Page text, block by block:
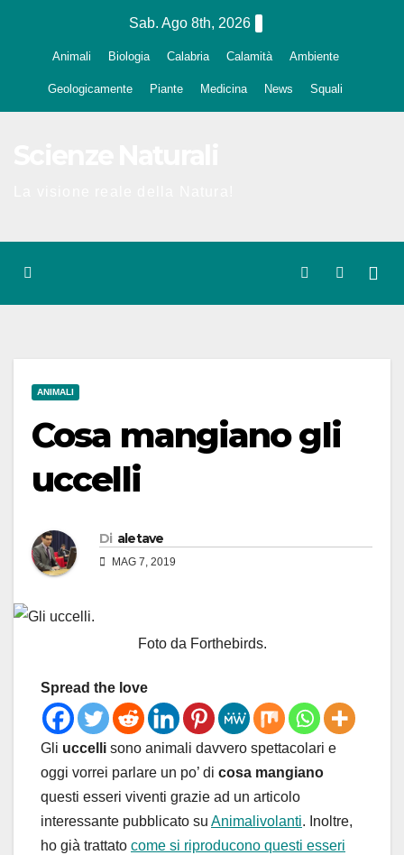
Sab. Ago 8th, 2026
Animali Biologia Calabria Calamità Ambiente
Geologicamente Piante Medicina News Squali
ANIMALI
Cosa mangiano gli
uccelli
Di aletave
MAG 7, 2019
Foto da Forthebirds.
Spread the love
Gli uccelli sono animali davvero spettacolari e
oggi vorrei parlare un po’ di cosa mangiano
questi esseri viventi grazie ad un articolo
interessante pubblicato su Animalivolanti. Inoltre,
ho già trattato come si riproducono questi esseri